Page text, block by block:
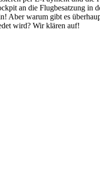
an die Flugbesatzung in
Aber warum gibt es
wird? Wir klären auf!